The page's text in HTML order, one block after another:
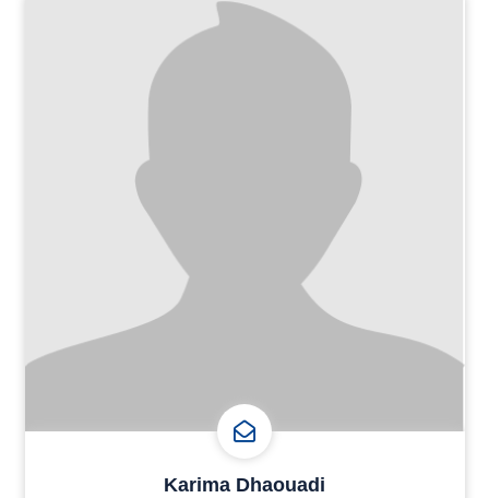
Karima Dhaouadi